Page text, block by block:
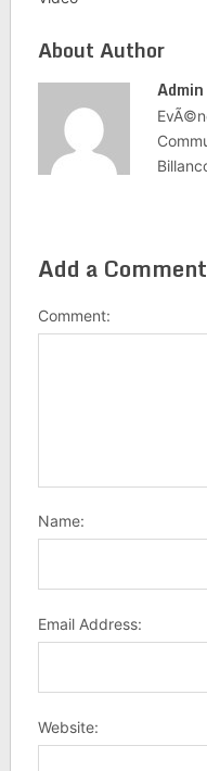
About Author
Admin
Add a Comment
Comment:
Name:
Email Address:
Website: